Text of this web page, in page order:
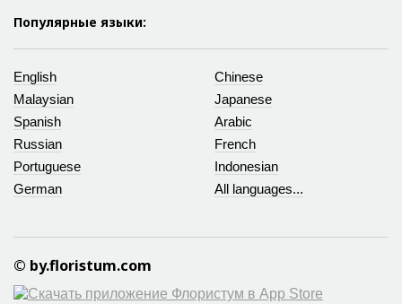
Популярные языки:
English
Malaysian
Chinese
Japanese
Spanish
Russian
Arabic
French
Portuguese
German
Indonesian
All languages...
© by.floristum.com